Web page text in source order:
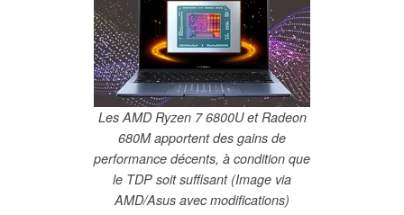
Les AMD Ryzen 7 6800U et Radeon
680M apportent des gains de
performance décents, à condition que
le TDP soit suffisant (Image via
AMD/Asus avec modifications)